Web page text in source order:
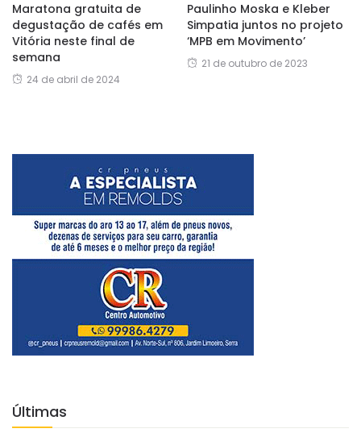
Maratona gratuita de
degustação de cafés em
Vitória neste final de
semana
24 de abril de 2024
Paulinho Moska e Kleber
Simpatia juntos no projeto
‘MPB em Movimento’
21 de outubro de 2023
Últimas